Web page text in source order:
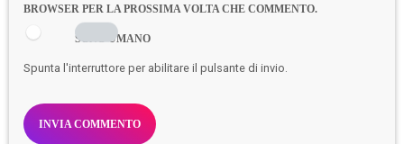
BROWSER PER LA PROSSIMA VOLTA CHE COMMENTO.
SONO UMANO
Spunta l'interruttore per abilitare il pulsante di invio.